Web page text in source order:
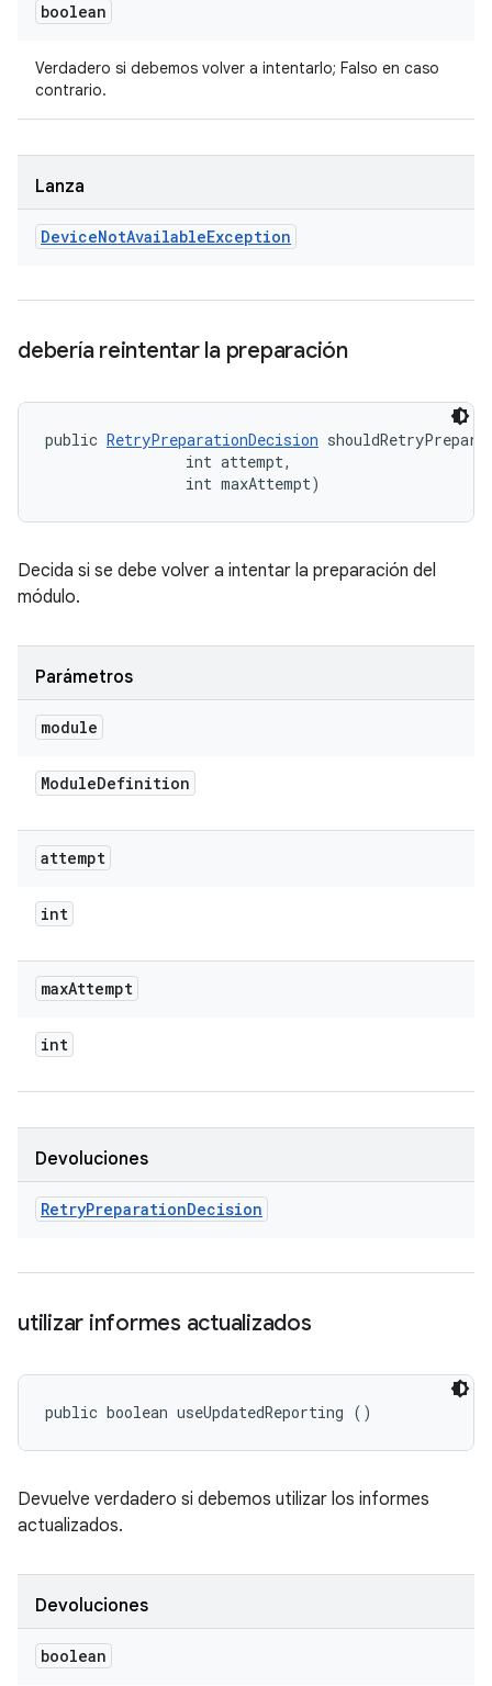
boolean
Verdadero si debemos volver a intentarlo; Falso en caso
contrario.
Lanza
DeviceNotAvailableException
debería reintentar la preparación
public RetryPreparationDecision
                int attempt,
                int maxAttempt)
Decida si se debe volver a intentar la preparación del
módulo.
Parámetros
module
ModuleDefinition
attempt
int
maxAttempt
int
Devoluciones
RetryPreparationDecision
utilizar informes actualizados
public boolean useUpdatedReporting ()
Devuelve verdadero si debemos utilizar los informes
actualizados.
Devoluciones
boolean